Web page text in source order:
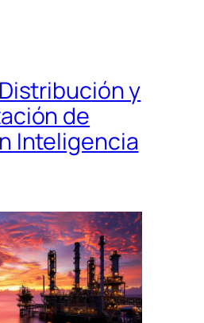
y
de
Inteligencia